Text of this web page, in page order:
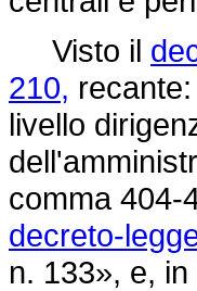
Visto il
210,
livello
comma 404-
decreto-
n. 133», e, in